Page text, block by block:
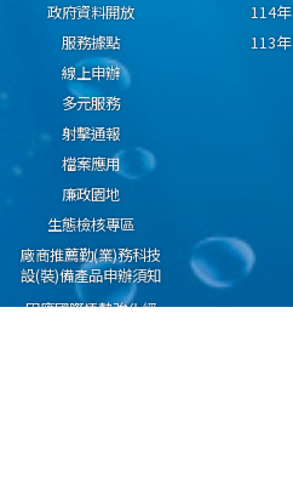
政府資料開放
服務據點
線上申辦
多元服務
射擊通報
檔案應用
廉政園地
生態檢核專區
廠商推薦勤(業)務科技
設(裝)備產品申辦須知
因應國際情勢強化經
114年
113年